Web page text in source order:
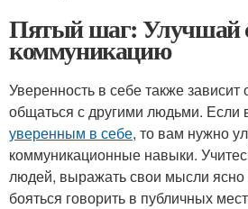
Пятый шаг: Улучшай
коммуникацию
Уверенность в себе также
общаться с другими людьми. Если
уверенным в себе, то вам нужно
коммуникационные навыки.
людей, выражать свои мысли ясно
бояться говорить в публичных